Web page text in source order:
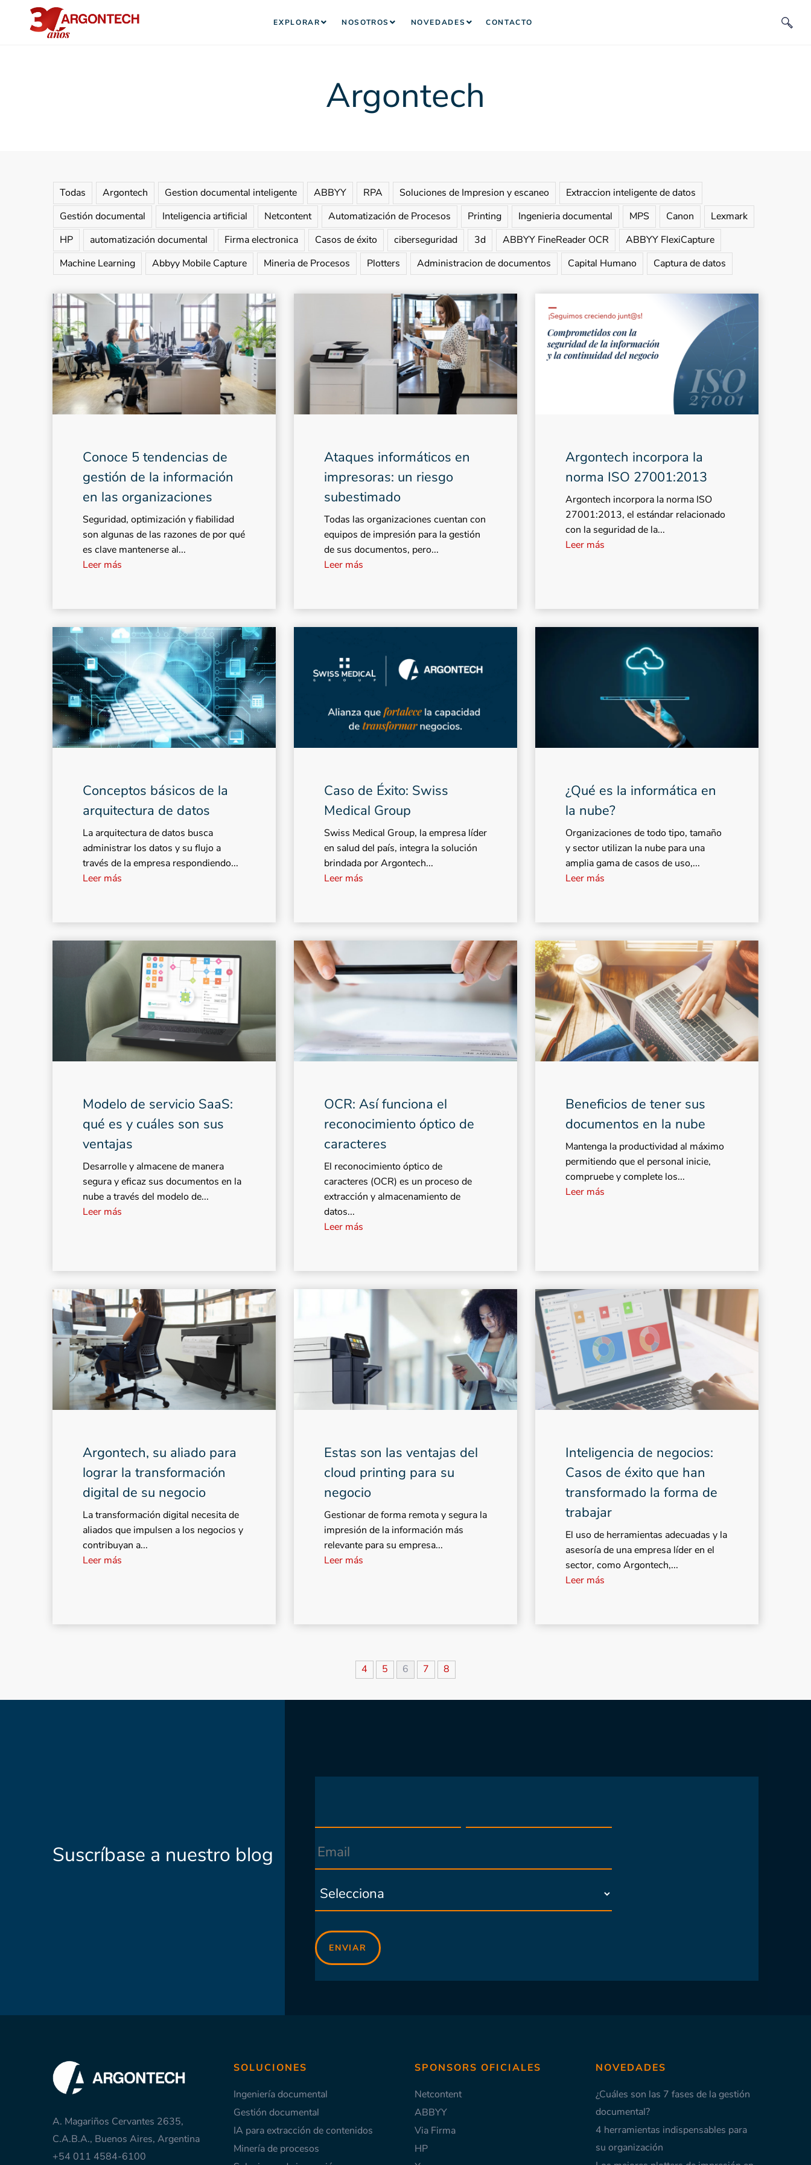
EXPLORAR NOSOTROS NOVEDADES CONTACTO
Argontech
Todas Argontech Gestion documental inteligente ABBYY RPA Soluciones de Impresion y escaneo
Extraccion inteligente de datos
Gestión documental
Inteligencia artificial Netcontent Automatización de Procesos Printing Ingenieria documental MPS Canon
Lexmark
HP
automatización documental Firma electronica Casos de éxito ciberseguridad 3d ABBYY FineReader OCR
ABBYY FlexiCapture
Machine Learning
Abbyy Mobile Capture Mineria de Procesos Plotters Administracion de documentos Capital Humano Captura de datos
Conoce 5 tendencias de
gestión de la información
en las organizaciones
Seguridad, optimización y fiabilidad
son algunas de las razones de por qué
es clave mantenerse al...
Leer más
Ataques informáticos en
impresoras: un riesgo
subestimado
Todas las organizaciones cuentan con
equipos de impresión para la gestión
de sus documentos, pero...
Leer más
Argontech incorpora la
norma ISO 27001:2013
Argontech incorpora la norma ISO
27001:2013, el estándar relacionado
con la seguridad de la...
Leer más
Conceptos básicos de la
arquitectura de datos
La arquitectura de datos busca
administrar los datos y su flujo a
través de la empresa respondiendo...
Leer más
Caso de Éxito: Swiss
Medical Group
Swiss Medical Group, la empresa líder
en salud del país, integra la solución
brindada por Argontech...
Leer más
¿Qué es la informática en
la nube?
Organizaciones de todo tipo, tamaño
y sector utilizan la nube para una
amplia gama de casos de uso,...
Leer más
Modelo de servicio SaaS:
qué es y cuáles son sus
ventajas
Desarrolle y almacene de manera
segura y eficaz sus documentos en la
nube a través del modelo de...
Leer más
OCR: Así funciona el
reconocimiento óptico de
caracteres
El reconocimiento óptico de
caracteres (OCR) es un proceso de
extracción y almacenamiento de
datos...
Leer más
Beneficios de tener sus
documentos en la nube
Mantenga la productividad al máximo
permitiendo que el personal inicie,
compruebe y complete los...
Leer más
Argontech, su aliado para
lograr la transformación
digital de su negocio
La transformación digital necesita de
aliados que impulsen a los negocios y
contribuyan a...
Leer más
Estas son las ventajas del
cloud printing para su
negocio
Gestionar de forma remota y segura la
impresión de la información más
relevante para su empresa...
Leer más
Inteligencia de negocios:
Casos de éxito que han
transformado la forma de
trabajar
El uso de herramientas adecuadas y la
asesoría de una empresa líder en el
sector, como Argontech,...
Leer más
4 5 6 7 8
Suscríbase a nuestro blog
A. Magariños Cervantes 2635,
C.A.B.A., Buenos Aires, Argentina
+54 011 4584-6100
SOLUCIONES
Ingeniería documental
Gestión documental
IA para extracción de contenidos
Minería de procesos
SPONSORS OFICIALES
Netcontent
ABBYY
Via Firma
HP
NOVEDADES
¿Cuáles son las 7 fases de la gestión
documental?
4 herramientas indispensables para
su organización